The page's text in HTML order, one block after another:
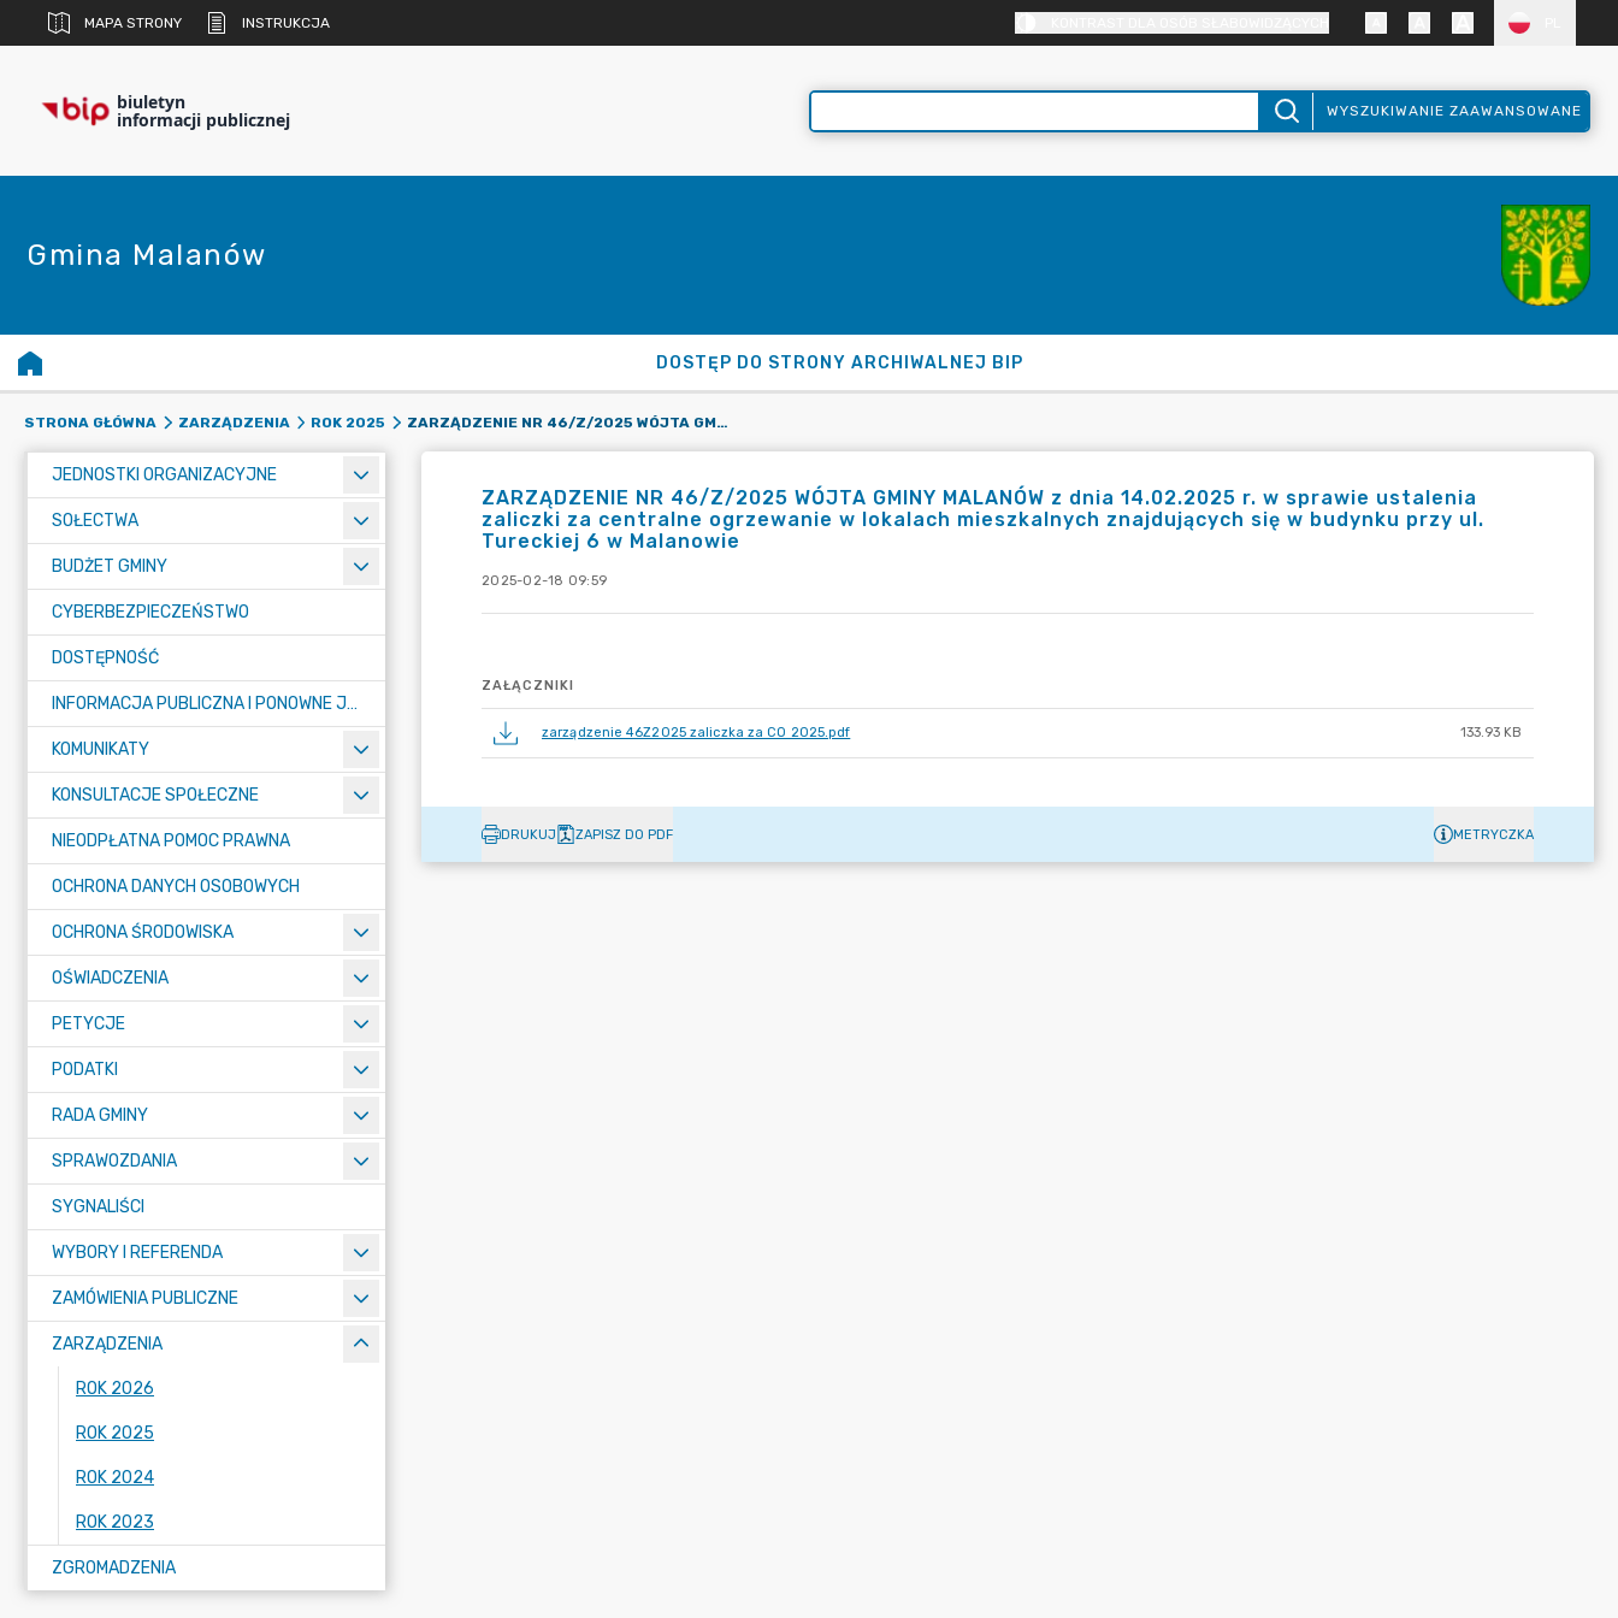
MAPA STRONY INSTRUKCJA
biuletyn
informacji publicznej WYSZUKIWANIE ZAAWANSOWANE
Gmina Malanów
DOSTĘP DO STRONY ARCHIWALNEJ BIP
STRONA GŁÓWNA ZARZĄDZENIA ROK 2025 ZARZĄDZENIE NR 46/Z/2025 WÓJTA GMINY MALANÓW Z DNIA 14.02.2025 R. W SPRAWIE USTALENIA ZALICZKI ZA CENTRALNE OGRZEWANIE W LOKALACH MIESZKALNYCH ZNAJDUJĄCYCH SIĘ W BUDYNKU PRZY UL. TURECKIEJ 6 W MALANOWIE
JEDNOSTKI ORGANIZACYJNE
SOŁECTWA
BUDŻET GMINY
CYBERBEZPIECZEŃSTWO
DOSTĘPNOŚĆ
INFORMACJA PUBLICZNA I PONOWNE JEJ WYKORZYSTYWANIE
KOMUNIKATY
KONSULTACJE SPOŁECZNE
NIEODPŁATNA POMOC PRAWNA
OCHRONA DANYCH OSOBOWYCH
OCHRONA ŚRODOWISKA
OŚWIADCZENIA
PETYCJE
PODATKI
RADA GMINY
SPRAWOZDANIA
SYGNALIŚCI
WYBORY I REFERENDA
ZAMÓWIENIA PUBLICZNE
ZARZĄDZENIA
ROK 2026
ROK 2025
ROK 2024
ROK 2023
ZGROMADZENIA
ZARZĄDZENIE NR 46/Z/2025 WÓJTA GMINY MALANÓW z dnia 14.02.2025 r. w sprawie ustalenia
zaliczki za centralne ogrzewanie w lokalach mieszkalnych znajdujących się w budynku przy ul.
Tureckiej 6 w Malanowie
2025-02-18 09:59
ZAŁĄCZNIKI
zarządzenie 46Z2025 zaliczka za CO 2025.pdf 133.93 KB
DRUKUJ ZAPISZ DO PDF METRYCZKA